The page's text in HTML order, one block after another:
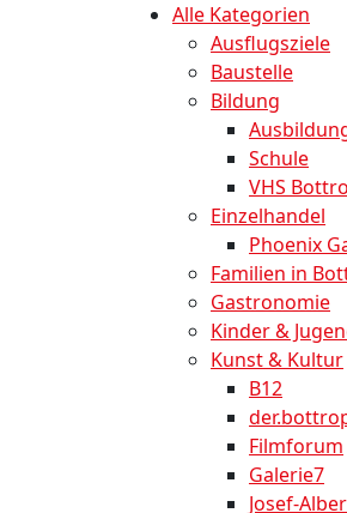
Alle Kategorien
Ausflugsziele
Baustelle
Bildung
Schule
VHS
Einzelhandel
Phoenix
Familien in
Gastronomie
Kinder &
Kunst & Kultur
B12
Filmforum
Galerie7
Josef-